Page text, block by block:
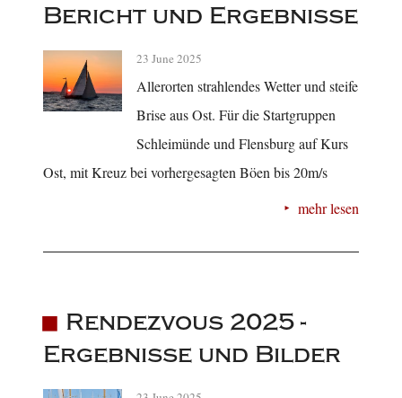
Bericht und Ergebnisse
23 June 2025
Allerorten strahlendes Wetter und steife
Brise aus Ost. Für die Startgruppen
Schleimünde und Flensburg auf Kurs
Ost, mit Kreuz bei vorhergesagten Böen bis 20m/s
mehr lesen
Rendezvous 2025 -
Ergebnisse und Bilder